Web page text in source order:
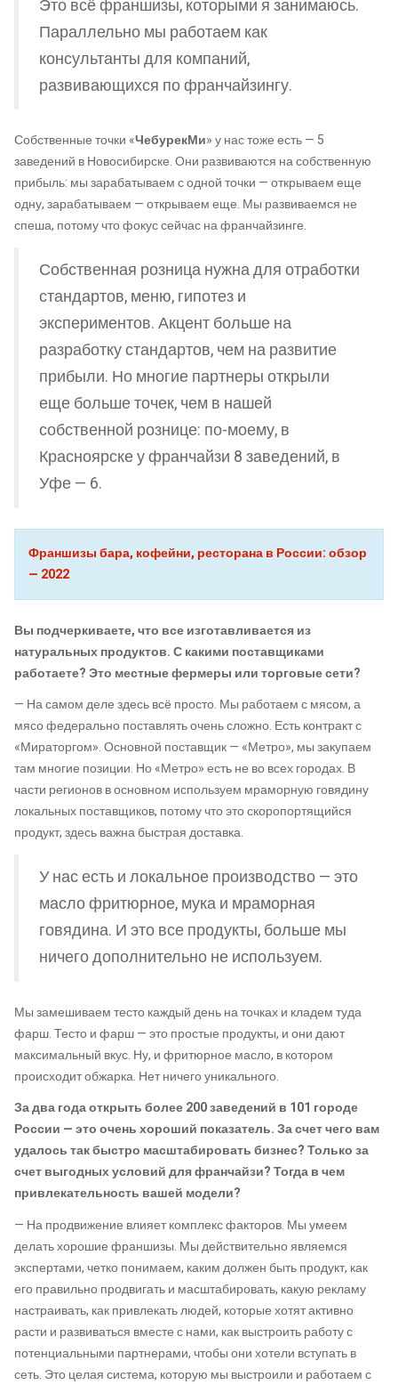
Это всё франшизы, которыми я занимаюсь.
Параллельно мы работаем как
консультанты для компаний,
развивающихся по франчайзингу.
Собственные точки «ЧебурекМи» у нас тоже есть — 5
заведений в Новосибирске. Они развиваются на собственную
прибыль: мы зарабатываем с одной точки — открываем еще
одну, зарабатываем — открываем еще. Мы развиваемся не
спеша, потому что фокус сейчас на франчайзинге.
Собственная розница нужна для отработки
стандартов, меню, гипотез и
экспериментов. Акцент больше на
разработку стандартов, чем на развитие
прибыли. Но многие партнеры открыли
еще больше точек, чем в нашей
собственной рознице: по-моему, в
Красноярске у франчайзи 8 заведений, в
Уфе — 6.
Франшизы бара, кофейни, ресторана в России: обзор
— 2022
Вы подчеркиваете, что все изготавливается из
натуральных продуктов. С какими поставщиками
работаете?Это местные фермеры или торговые сети?
— На самом деле здесь всё просто. Мы работаем с мясом, а
мясо федерально поставлять очень сложно. Есть контракт с
«Мираторгом». Основной поставщик — «Метро», мы закупаем
там многие позиции. Но «Метро» есть не во всех городах. В
части регионов в основном используем мраморную говядину
локальных поставщиков, потому что это скоропортящийся
продукт, здесь важна быстрая доставка.
У нас есть и локальное производство — это
масло фритюрное, мука и мраморная
говядина. И это все продукты, больше мы
ничего дополнительно не используем.
Мы замешиваем тесто каждый день на точках и кладем туда
фарш. Тесто и фарш — это простые продукты, и они дают
максимальный вкус. Ну, и фритюрное масло, в котором
происходит обжарка. Нет ничего уникального.
За два года открыть более 200 заведений в 101 городе
России — это очень хороший показатель. За счет чего вам
удалось так быстро масштабировать бизнес? Только за
счет выгодных условий для франчайзи? Тогда в чем
привлекательность вашей модели?
— На продвижение влияет комплекс факторов. Мы умеем
делать хорошие франшизы. Мы действительно являемся
экспертами, четко понимаем, каким должен быть продукт, как
его правильно продвигать и масштабировать, какую рекламу
настраивать, как привлекать людей, которые хотят активно
расти и развиваться вместе с нами, как выстроить работу с
потенциальными партнерами, чтобы они хотели вступать в
сеть. Это целая система, которую мы выстроили и работаем с